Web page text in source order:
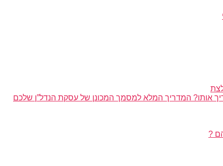
אותו? המדריך המלא למסמך המכונן של עסקת הנדל”ן שלכם
?